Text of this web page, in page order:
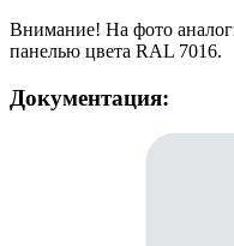
Внимание! На фото
панелью цвета RAL 7016.
Документация: